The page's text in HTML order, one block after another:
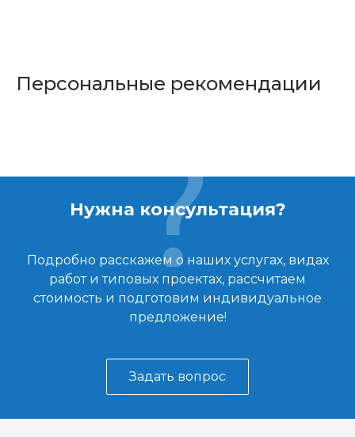
Персональные рекомендации
Нужна консультация?
Подробно расскажем о наших услугах, видах
работ и типовых проектах, рассчитаем
стоимость и подготовим индивидуальное
предложение!
Задать вопрос